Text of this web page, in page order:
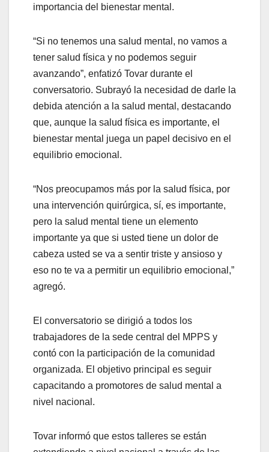
importancia del bienestar mental.
“Si no tenemos una salud mental, no vamos a
tener salud física y no podemos seguir
avanzando”, enfatizó Tovar durante el
conversatorio. Subrayó la necesidad de darle la
debida atención a la salud mental, destacando
que, aunque la salud física es importante, el
bienestar mental juega un papel decisivo en el
equilibrio emocional.
“Nos preocupamos más por la salud física, por
una intervención quirúrgica, sí, es importante,
pero la salud mental tiene un elemento
importante ya que si usted tiene un dolor de
cabeza usted se va a sentir triste y ansioso y
eso no te va a permitir un equilibrio emocional,”
agregó.
El conversatorio se dirigió a todos los
trabajadores de la sede central del MPPS y
contó con la participación de la comunidad
organizada. El objetivo principal es seguir
capacitando a promotores de salud mental a
nivel nacional.
Tovar informó que estos talleres se están